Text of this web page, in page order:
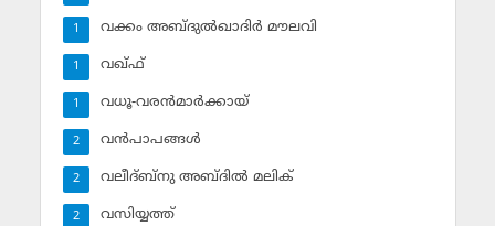
വക്കം അബ്ദുല്‍ഖാദിര്‍ മൗലവി
1
വഖ്ഫ്
1
വധൂ-വരന്‍മാര്‍ക്കായ്
1
വന്‍പാപങ്ങള്‍
2
വലീദ്ബ്‌നു അബ്ദില്‍ മലിക്‌
2
വസിയ്യത്ത്‌
2